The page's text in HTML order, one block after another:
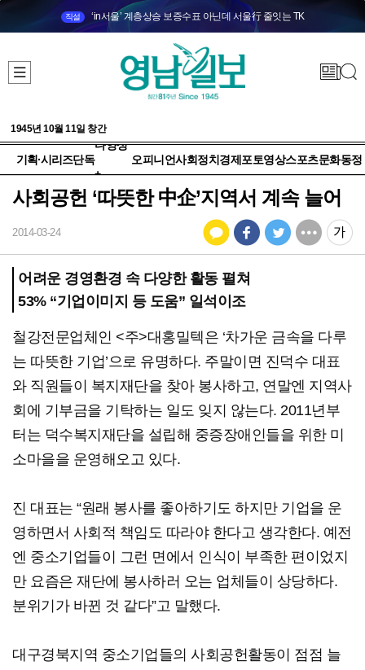
직설 ‘in서울’ 계층상승 보증수표 아닌데 서울行 줄잇는 TK
1945년 10월 11일 창간
기획·시리즈단독
다양성
+
오피니언사회정치 경제 포토영상스포츠문화동정
사회공헌 ‘따뜻한 中企’지역서 계속 늘어
2014-03-24
어려운 경영환경 속 다양한 활동 펼쳐
53% “기업이미지 등 도움” 일석이조
철강전문업체인 <주>대홍밀텍은 ‘차가운 금속을 다루
는 따뜻한 기업’으로 유명하다. 주말이면 진덕수 대표
와 직원들이 복지재단을 찾아 봉사하고, 연말엔 지역사
회에 기부금을 기탁하는 일도 잊지 않는다. 2011년부
터는 덕수복지재단을 설립해 중증장애인들을 위한 미
소마을을 운영해오고 있다.
진 대표는 “원래 봉사를 좋아하기도 하지만 기업을 운
영하면서 사회적 책임도 따라야 한다고 생각한다. 예전
엔 중소기업들이 그런 면에서 인식이 부족한 편이었지
만 요즘은 재단에 봉사하러 오는 업체들이 상당하다.
분위기가 바뀐 것 같다”고 말했다.
대구경북지역 중소기업들의 사회공헌활동이 점점 늘